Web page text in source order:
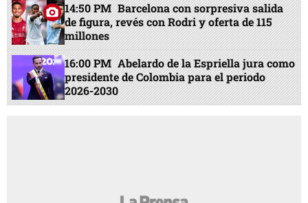
14:50 PM Barcelona con sorpresiva salida
de figura, revés con Rodri y oferta de 115
millones
16:00 PM Abelardo de la Espriella jura como
presidente de Colombia para el periodo
2026-2030